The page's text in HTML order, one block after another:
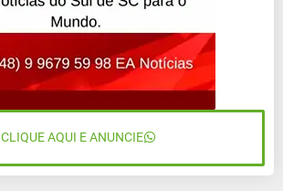
CLIQUE AQUI E ANUNCIE